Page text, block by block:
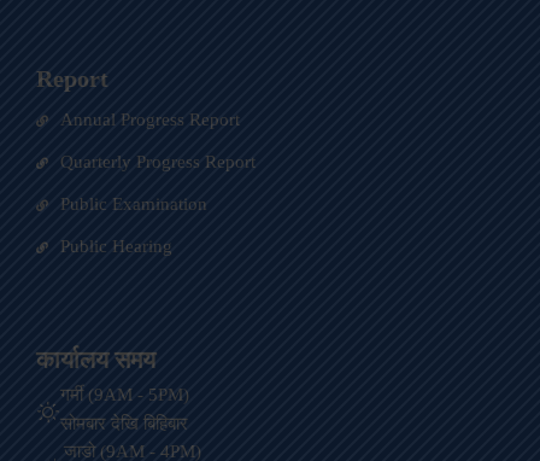
Report
Annual Progress Report
Quarterly Progress Report
Public Examination
Public Hearing
कार्यालय समय
गर्मी (9AM - 5PM)
सोमबार देखि बिहिबार
जाडो (9AM - 4PM)